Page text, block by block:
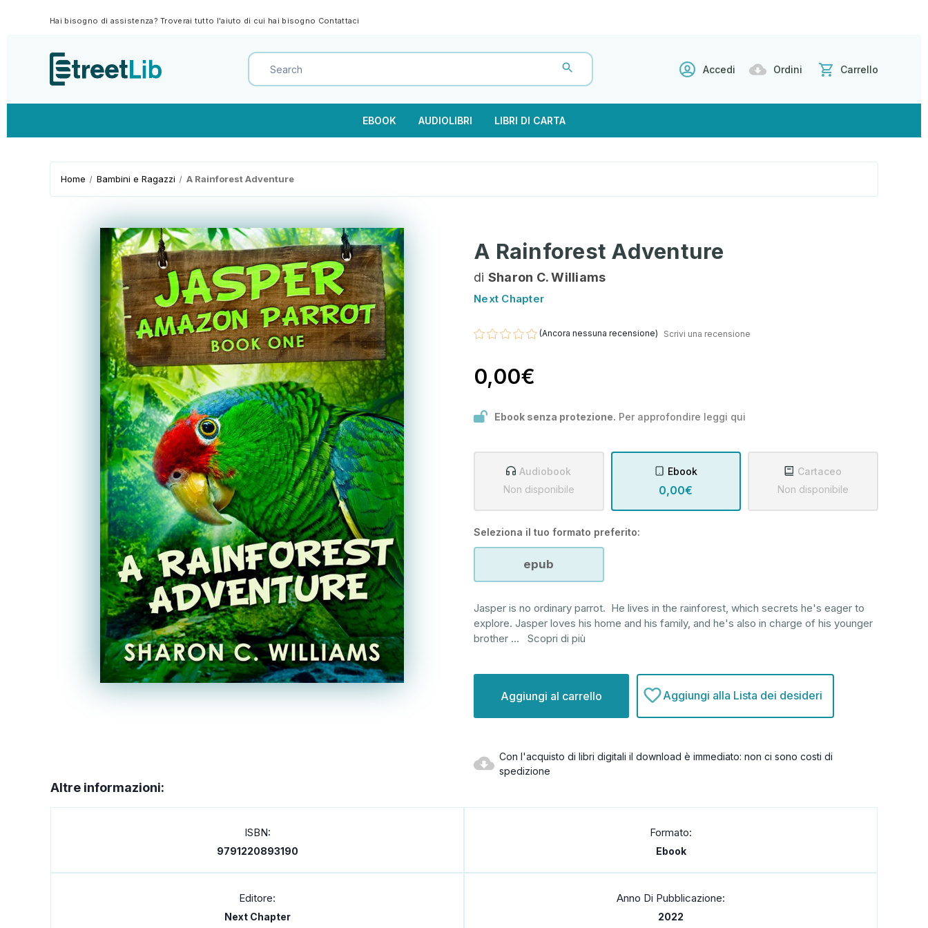
Hai bisogno di assistenza? Troverai tutto l'aiuto di cui hai bisogno Contattaci
Accedi Ordini Carrello
EBOOK AUDIOLIBRI LIBRI DI CARTA
Home Bambini e Ragazzi A Rainforest Adventure
A Rainforest Adventure
di Sharon C. Williams
Next Chapter
(Ancora nessuna recensione) Scrivi una recensione
0,00€
Ebook senza protezione. Per approfondire leggi qui
Audiobook
Non disponibile
Ebook
0,00€
Cartaceo
Non disponibile
Seleziona il tuo formato preferito:
epub
Jasper is no ordinary parrot. He lives in the rainforest, which secrets he's eager to
explore. Jasper loves his home and his family, and he's also in charge of his younger
brother ... Scopri di più
attuale:
Aggiungi alla Lista dei desideri
Con l'acquisto di libri digitali il download è immediato: non ci sono costi di
spedizione
Altre informazioni:
ISBN:
9791220893190
Formato:
Ebook
Editore:
Next Chapter
Anno Di Pubblicazione:
2022